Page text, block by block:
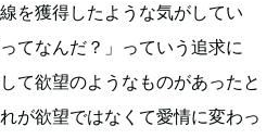
を獲得したような気がしてい
てなんだ？」っていう追求に
て欲望のようなものがあったと
が欲望ではなくて愛情に変わっ